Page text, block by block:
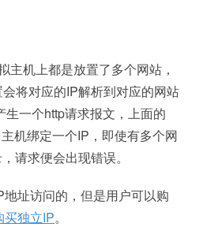
机上都是放置了多个网站，
将对应的IP解析到对应的网站
一个http请求报文，上面的
机绑定一个IP，即使有多个网
请求便会出现错误。
址访问的，但是用户可以购
买独立IP。